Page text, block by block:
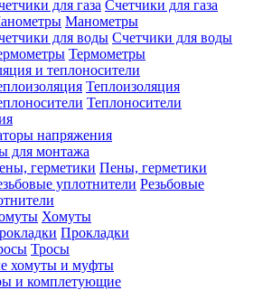
Счетчики для газа
Манометры
Счетчики для воды
Термометры
и теплоносители
Теплоизоляция
Теплоносители
напряжения
для монтажа
Пены, герметики
Резьбовые
Хомуты
Прокладки
Тросы
хомуты и муфты
и комплетующие